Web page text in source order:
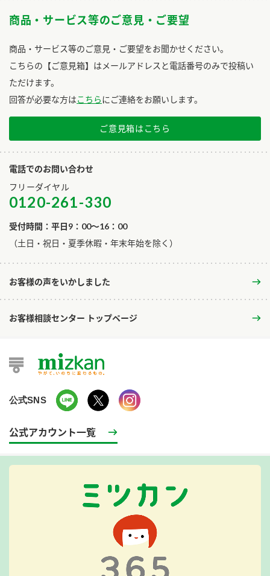
商品・サービス等のご意見・ご要望
商品・サービス等のご意見・ご要望をお聞かせください。
こちらの【ご意見箱】はメールアドレスと電話番号のみで投稿い
ただけます。
回答が必要な方はこちらにご連絡をお願いします。
ご意見箱はこちら
電話でのお問い合わせ
フリーダイヤル
0120-261-330
受付時間：平日9：00～16：00
​（土日・祝日・夏季休暇・年末年始を除く）
お客様の声をいかしました
お客様相談センター トップページ
公式SNS
公式アカウント一覧